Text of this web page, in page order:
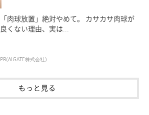
「肉球放置」絶対やめて。 カサカサ肉球が
良くない理由、実は...
PR(AIGATE株式会社)
もっと見る